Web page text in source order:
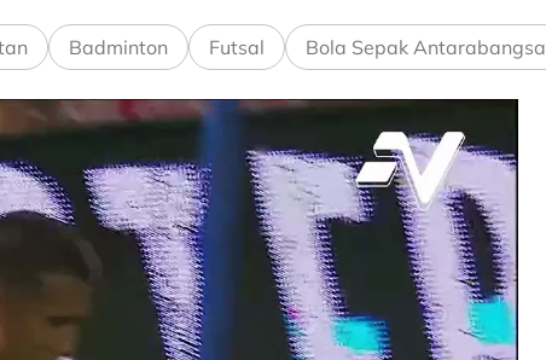
Badminton Futsal Bola Sepak Antarabangsa